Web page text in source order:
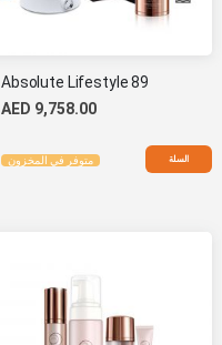
Absolute Lifestyle 89
AED 9,758.00
متوفر في المخزون السلة